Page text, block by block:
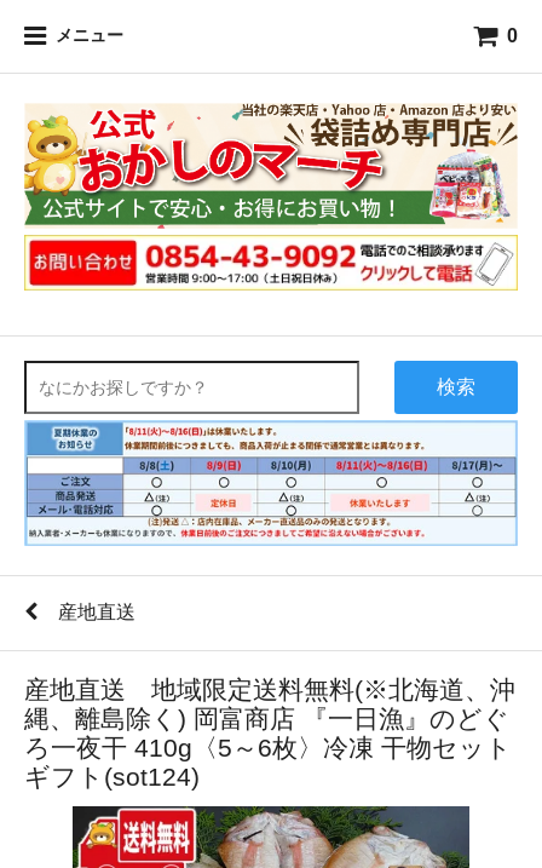
メニュー 0
検索
産地直送
産地直送 地域限定送料無料(※北海道、沖
縄、離島除く) 岡富商店 『一日漁』のどぐ
ろ一夜干 410g〈5～6枚〉冷凍 干物セット
ギフト(sot124)